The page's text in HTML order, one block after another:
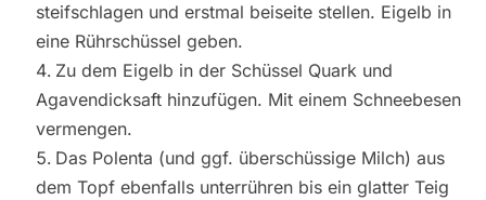
steifschlagen und erstmal beiseite stellen. Eigelb in
eine Rührschüssel geben.
Zu dem Eigelb in der Schüssel Quark und
Agavendicksaft hinzufügen. Mit einem Schneebesen
vermengen.
Das Polenta (und ggf. überschüssige Milch) aus
dem Topf ebenfalls unterrühren bis ein glatter Teig